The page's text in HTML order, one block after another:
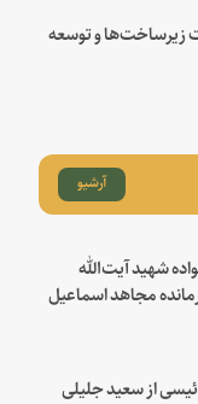
زیرساخت‌ها و توسعه
آرشیو
شهید آیت‌الله
مجاهد اسماعیل
از سعید جلیلی